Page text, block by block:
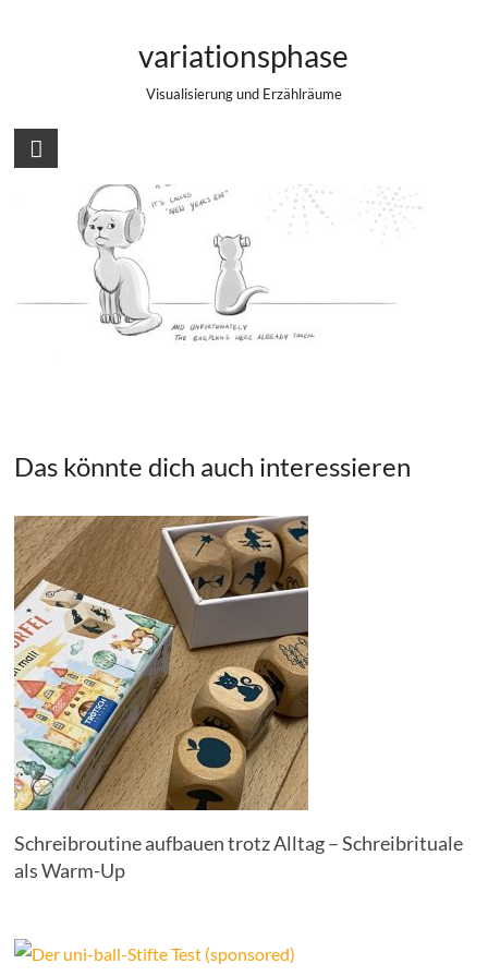
variationsphase
Visualisierung und Erzählräume
Doomsday for Cats
Das könnte dich auch interessieren
Schreibroutine aufbauen trotz Alltag – Schreibrituale
als Warm-Up